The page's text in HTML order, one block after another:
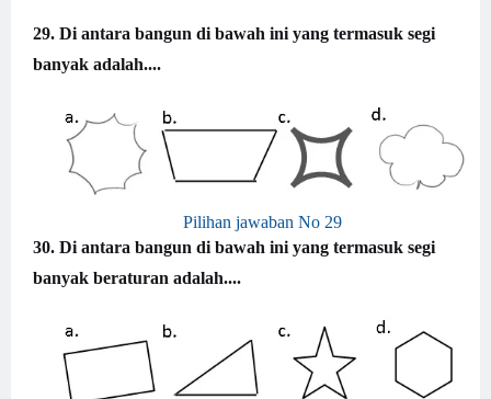
29. Di antara bangun di bawah ini yang termasuk segi
banyak adalah....
Pilihan jawaban No 29
30. Di antara bangun di bawah ini yang termasuk segi
banyak beraturan adalah....